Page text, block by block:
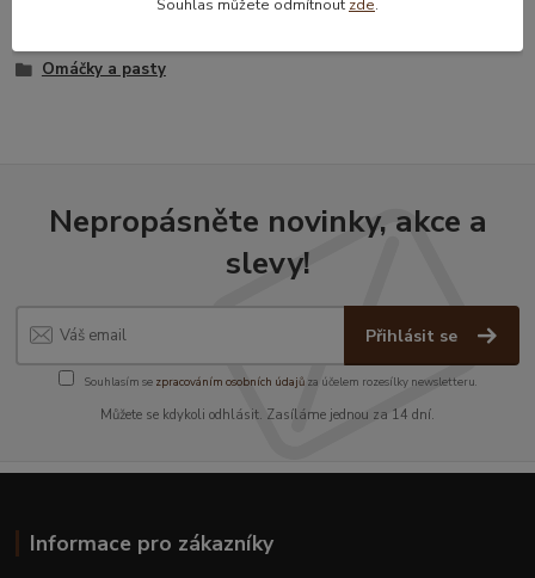
Omáčky a pasty
Nepropásněte novinky, akce a
slevy!
Přihlásit se
Souhlasím se zpracováním osobních údajůza účelem rozesílky newsletteru.
Můžete se kdykoli odhlásit. Zasíláme jednou za 14 dní.
Informace pro zákazníky
Souhlas můžete odmítnout zde.